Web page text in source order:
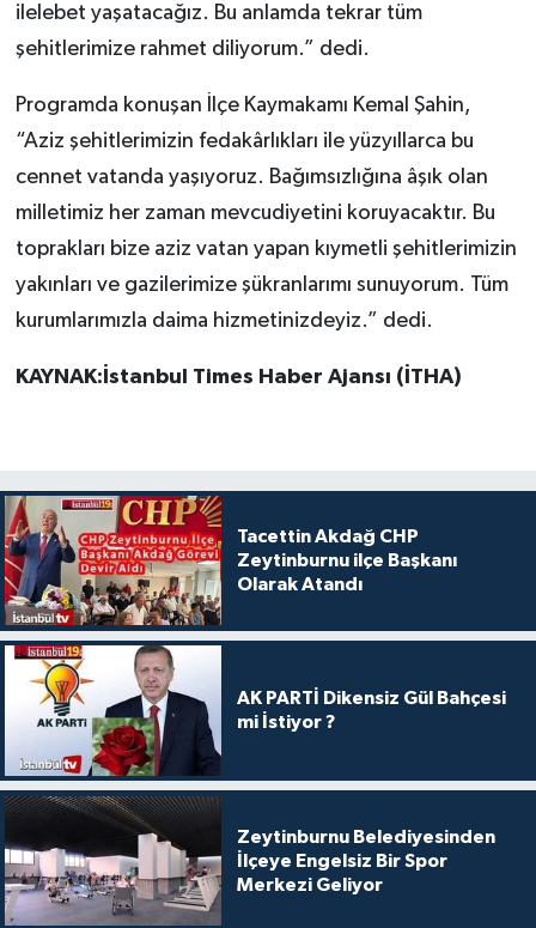
ilelebet yaşatacağız. Bu anlamda tekrar tüm
şehitlerimize rahmet diliyorum.” dedi.
Programda konuşan İlçe Kaymakamı Kemal Şahin,
“Aziz şehitlerimizin fedakârlıkları ile yüzyıllarca bu
cennet vatanda yaşıyoruz. Bağımsızlığına âşık olan
milletimiz her zaman mevcudiyetini koruyacaktır. Bu
toprakları bize aziz vatan yapan kıymetli şehitlerimizin
yakınları ve gazilerimize şükranlarımı sunuyorum. Tüm
kurumlarımızla daima hizmetinizdeyiz.” dedi.
KAYNAK:İstanbul Times Haber Ajansı (İTHA)
Tacettin Akdağ CHP
Zeytinburnu ilçe Başkanı
Olarak Atandı
AK PARTİ Dikensiz Gül Bahçesi
mi İstiyor ?
Zeytinburnu Belediyesinden
İlçeye Engelsiz Bir Spor
Merkezi Geliyor